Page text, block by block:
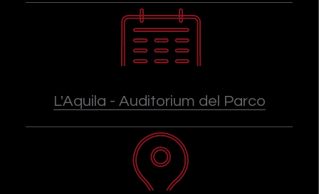
L'Aquila - Auditorium del Parco